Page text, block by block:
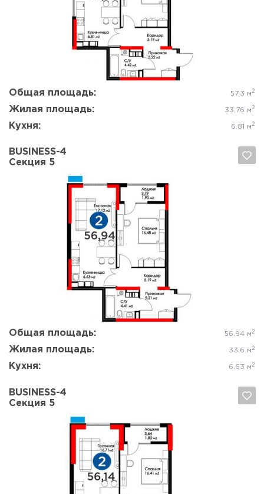
Общая площадь: 57.3 м 2
Жилая площадь: 33.76 м 2
Кухня: 6.81 м 2
Да, удалить
BUSINESS-4
Секция 5
Общая площадь: 56.94 м 2
Жилая площадь: 33.6 м 2
Кухня: 6.63 м 2
Да, удалить
BUSINESS-4
Секция 5